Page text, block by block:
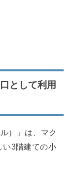
として利用
）」は、マク
い3階建ての小